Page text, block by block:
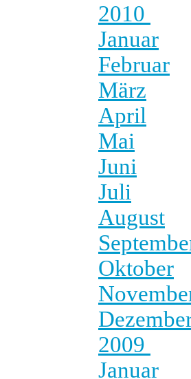
2010
Januar
Februar
März
April
Mai
Juni
Juli
August
Oktober
2009
Januar